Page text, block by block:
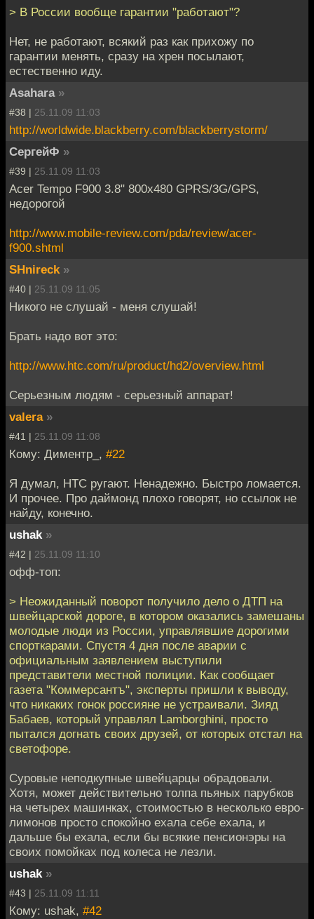
> В России вообще гарантии "работают"?
Нет, не работают, всякий раз как прихожу по
гарантии менять, сразу на хрен посылают,
естественно иду.
Asahara »
#38 | 25.11.09 11:03
http://worldwide.blackberry.com/blackberrystorm/
СергейФ »
#39 | 25.11.09 11:03
Acer Tempo F900 3.8" 800х480 GPRS/3G/GPS,
недорогой
http://www.mobile-review.com/pda/review/acer-
f900.shtml
SHnireck »
#40 | 25.11.09 11:05
Никого не слушай - меня слушай!
Брать надо вот это:
http://www.htc.com/ru/product/hd2/overview.html
Серьезным людям - серьезный аппарат!
valera »
#41 | 25.11.09 11:08
Кому: Диментр_, #22
Я думал, НТС ругают. Ненадежно. Быстро ломается.
И прочее. Про даймонд плохо говорят, но ссылок не
найду, конечно.
ushak »
#42 | 25.11.09 11:10
офф-топ:
> Неожиданный поворот получило дело о ДТП на
швейцарской дороге, в котором оказались замешаны
молодые люди из России, управлявшие дорогими
спорткарами. Спустя 4 дня после аварии с
официальным заявлением выступили
представители местной полиции. Как сообщает
газета "Коммерсантъ", эксперты пришли к выводу,
что никаких гонок россияне не устраивали. Зияд
Бабаев, который управлял Lamborghini, просто
пытался догнать своих друзей, от которых отстал на
светофоре.
Суровые неподкупные швейцарцы обрадовали.
Хотя, может действительно толпа пьяных парубков
на четырех машинках, стоимостью в несколько евро-
лимонов просто спокойно ехала себе ехала, и
дальше бы ехала, если бы всякие пенсионэры на
своих помойках под колеса не лезли.
ushak »
#43 | 25.11.09 11:11
Кому: ushak, #42